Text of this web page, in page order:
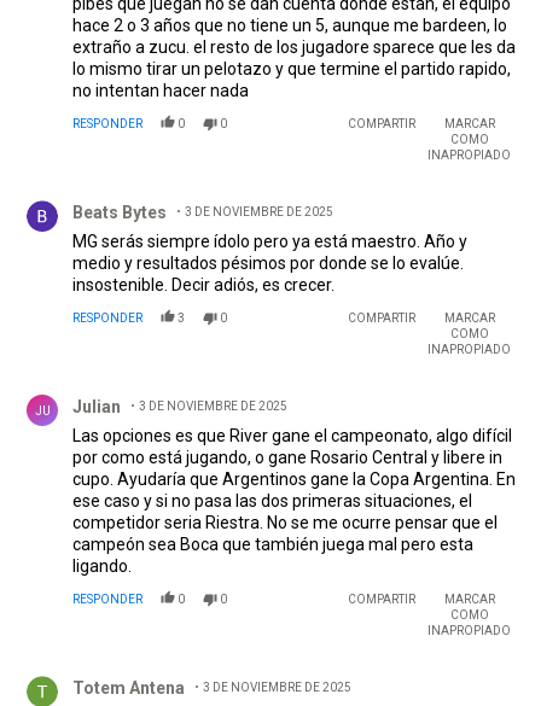
pibes que juegan no se dan cuenta donde estan, el equipo
hace 2 o 3 años que no tiene un 5, aunque me bardeen, lo
extraño a zucu. el resto de los jugadore sparece que les da
lo mismo tirar un pelotazo y que termine el partido rapido,
no intentan hacer nada
RESPONDER 0 0 COMPARTIR
MARCAR
COMO
INAPROPIADO
Beats Bytes 3 DE NOVIEMBRE DE 2025
MG serás siempre ídolo pero ya está maestro. Año y
medio y resultados pésimos por donde se lo evalúe.
insostenible. Decir adiós, es crecer.
RESPONDER 3 0 COMPARTIR
MARCAR
COMO
INAPROPIADO
JU Julian 3 DE NOVIEMBRE DE 2025
Las opciones es que River gane el campeonato, algo difícil
por como está jugando, o gane Rosario Central y libere in
cupo. Ayudaría que Argentinos gane la Copa Argentina. En
ese caso y si no pasa las dos primeras situaciones, el
competidor seria Riestra. No se me ocurre pensar que el
campeón sea Boca que también juega mal pero esta
ligando.
RESPONDER 0 0 COMPARTIR
MARCAR
COMO
INAPROPIADO
Totem Antena 3 DE NOVIEMBRE DE 2025